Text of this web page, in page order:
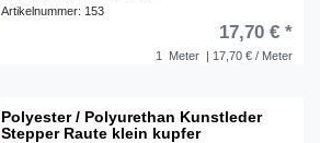
Artikelnummer: 153
1 Meter | 17,70 € / Meter
17,70 € *
Polyester / Polyurethan Kunstleder
Stepper Raute klein kupfer